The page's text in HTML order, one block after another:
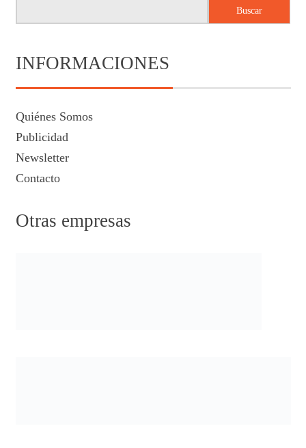
Buscar
INFORMACIONES
Quiénes Somos
Publicidad
Newsletter
Contacto
Otras empresas